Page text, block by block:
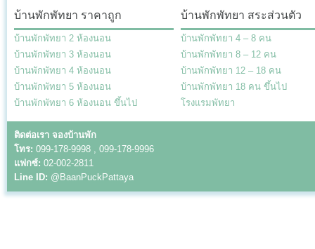
บ้านพักพัทยา ราคาถูก
บ้านพักพัทยา 2 ห้องนอน
บ้านพักพัทยา 3 ห้องนอน
บ้านพักพัทยา 4 ห้องนอน
บ้านพักพัทยา 5 ห้องนอน
บ้านพักพัทยา 6 ห้องนอน ขึ้นไป
บ้านพักพัทยา สระส่วนตัว
บ้านพักพัทยา 4 – 8 คน
บ้านพักพัทยา 8 – 12 คน
บ้านพักพัทยา 12 – 18 คน
บ้านพักพัทยา 18 คน ขึ้นไป
โรงแรมพัทยา
ติดต่อเรา จองบ้านพัก
โทร: 099-178-9998 , 099-178-9996
แฟกซ์: 02-002-2811
Line ID: @BaanPuckPattaya